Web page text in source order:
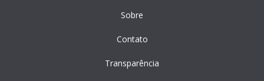
Sobre
Contato
Transparência